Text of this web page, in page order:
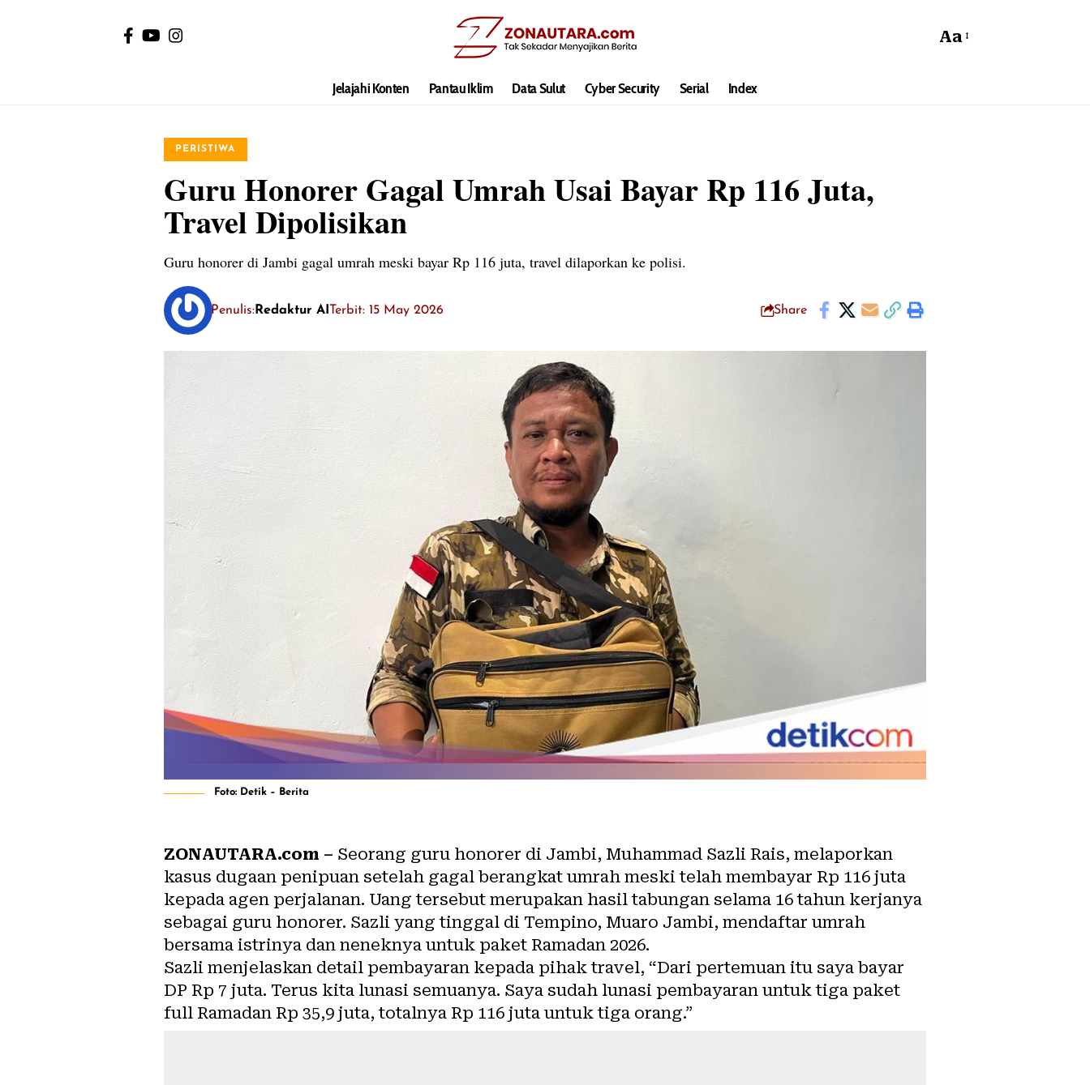
Aa
Jelajahi Konten Pantau Iklim Data Sulut Cyber Security Serial Index
PERISTIWA
Guru Honorer Gagal Umrah Usai Bayar Rp 116 Juta,
Travel Dipolisikan
Guru honorer di Jambi gagal umrah meski bayar Rp 116 juta, travel dilaporkan ke polisi.
Penulis:Redaktur AI Terbit: 15 May 2026 Share
Foto: Detik – Berita
ZONAUTARA.com – Seorang guru honorer di Jambi, Muhammad Sazli Rais, melaporkan
kasus dugaan penipuan setelah gagal berangkat umrah meski telah membayar Rp 116 juta
kepada agen perjalanan. Uang tersebut merupakan hasil tabungan selama 16 tahun kerjanya
sebagai guru honorer. Sazli yang tinggal di Tempino, Muaro Jambi, mendaftar umrah
bersama istrinya dan neneknya untuk paket Ramadan 2026.
Sazli menjelaskan detail pembayaran kepada pihak travel, “Dari pertemuan itu saya bayar
DP Rp 7 juta. Terus kita lunasi semuanya. Saya sudah lunasi pembayaran untuk tiga paket
full Ramadan Rp 35,9 juta, totalnya Rp 116 juta untuk tiga orang.”